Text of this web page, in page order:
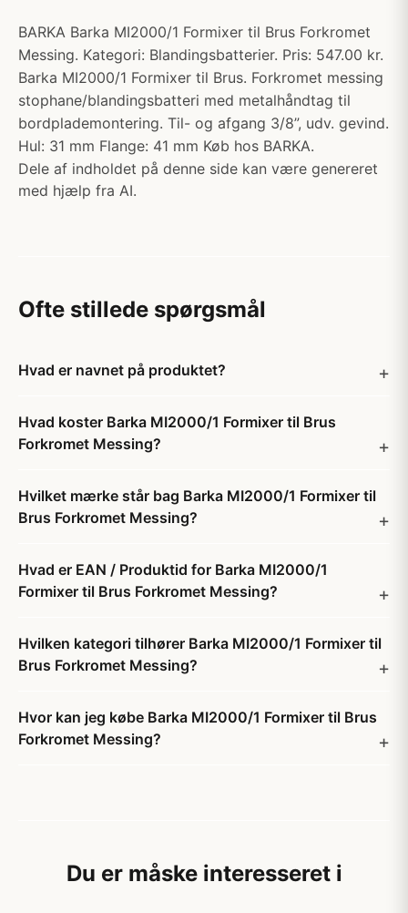
BARKA Barka MI2000/1 Formixer til Brus Forkromet
Messing. Kategori: Blandingsbatterier. Pris: 547.00 kr.
Barka MI2000/1 Formixer til Brus. Forkromet messing
stophane/blandingsbatteri med metalhåndtag til
bordplademontering. Til- og afgang 3/8”, udv. gevind.
Hul: 31 mm Flange: 41 mm Køb hos BARKA.
Dele af indholdet på denne side kan være genereret
med hjælp fra AI.
Ofte stillede spørgsmål
Hvad er navnet på produktet?
Hvad koster Barka MI2000/1 Formixer til Brus
Forkromet Messing?
Hvilket mærke står bag Barka MI2000/1 Formixer til
Brus Forkromet Messing?
Hvad er EAN / Produktid for Barka MI2000/1
Formixer til Brus Forkromet Messing?
Hvilken kategori tilhører Barka MI2000/1 Formixer til
Brus Forkromet Messing?
Hvor kan jeg købe Barka MI2000/1 Formixer til Brus
Forkromet Messing?
Du er måske interesseret i